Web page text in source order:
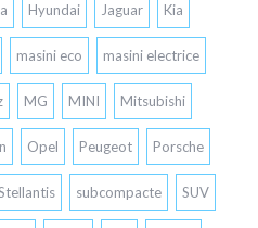
Hyundai Jaguar Kia
masini eco masini electrice
MG MINI Mitsubishi
Opel Peugeot Porsche
subcompacte SUV